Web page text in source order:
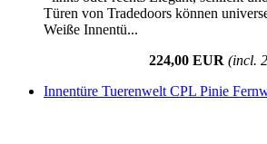
Türen von Tradedoors können
Weiße Innentü...
224,00 EUR (incl.
Innentüre Tuerenwelt CPL Pinie